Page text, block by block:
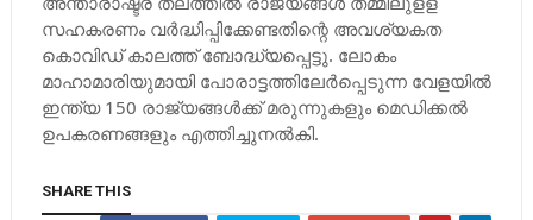
സഹകരണം വര്‍ദ്ധിപ്പിക്കേണ്ടതിന്റെ അവശ്യകത
കൊവിഡ് കാലത്ത് ബോദ്ധ്യപ്പെട്ടു. ലോകം
മാഹാമാരിയുമായി പോരാട്ടത്തിലേര്‍പ്പെടുന്ന വേളയില്‍
ഇന്ത്യ 150 രാജ്യങ്ങള്‍ക്ക് മരുന്നുകളും മെഡിക്കല്‍
ഉപകരണങ്ങളും എത്തിച്ചുനല്‍കി.
SHARE THIS